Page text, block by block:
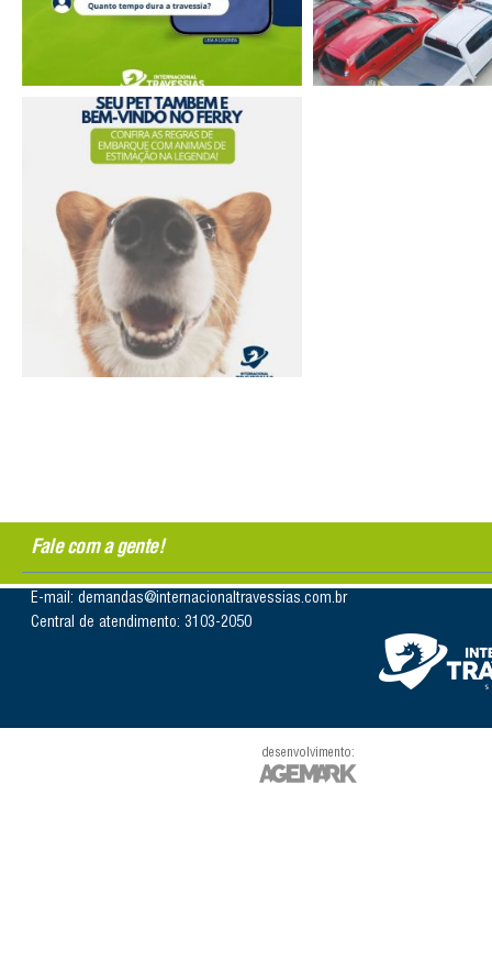
Fale com a gente!
E-mail: demandas@internacionaltravessias.com.br
Central de atendimento: 3103-2050
desenvolvimento: